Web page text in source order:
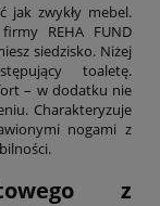
jak zwykły mebel.
REHA FUND
siedzisko. Niżej
toaletę.
– w dodatku nie
Charakteryzuje
nogami z
z